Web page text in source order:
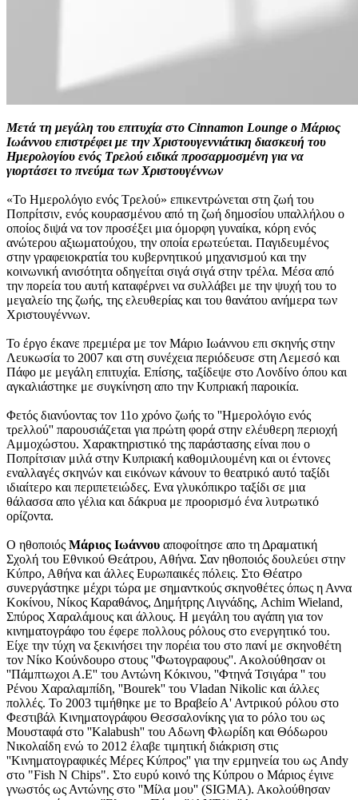
Μετά τη μεγάλη του επιτυχία στο Cinnamon Lounge ο Μάριος
Ιωάννου επιστρέφει με την Χριστουγεννιάτικη διασκευή του
Ημερολογίου ενός Τρελού ειδικά προσαρμοσμένη για να
γιορτάσει το πνεύμα των Χριστουγέννων
«Το Ημερολόγιο ενός Τρελού» επικεντρώνεται στη ζωή του
Ποπρίτσιν, ενός κουρασμένου από τη ζωή δημοσίου υπαλλήλου ο
οποίος διψά να τον προσέξει μια όμορφη γυναίκα, κόρη ενός
ανώτερου αξιωματούχου, την οποία ερωτεύεται. Παγιδευμένος
στην γραφειοκρατία του κυβερνητικού μηχανισμού και την
κοινωνική ανισότητα οδηγείται σιγά σιγά στην τρέλα. Μέσα από
την πορεία του αυτή καταφέρνει να συλλάβει με την ψυχή του το
μεγαλείο της ζωής, της ελευθερίας και του θανάτου ανήμερα των
Χριστουγέννων.
Το έργο έκανε πρεμιέρα με τον Μάριο Ιωάννου επι σκηνής στην
Λευκωσία το 2007 και στη συνέχεια περιόδευσε στη Λεμεσό και
Πάφο με μεγάλη επιτυχία. Επίσης, ταξίδεψε στο Λονδίνο όπου και
αγκαλιάστηκε με συγκίνηση απο την Κυπριακή παροικία.
Φετός διανύοντας τον 11ο χρόνο ζωής το ''Ημερολόγιο ενός
τρελλού'' παρουσιάζεται για πρώτη φορά στην ελέυθερη περιοχή
Αμμοχώστου. Χαρακτηριστικό της παράστασης είναι που ο
Ποπρίτσιαν μιλά στην Κυπριακή καθομιλουμένη και οι έντονες
εναλλαγές σκηνών και εικόνων κάνουν το θεατρικό αυτό ταξίδι
ιδιαίτερο και περιπετειώδες. Ενα γλυκόπικρο ταξίδι σε μια
θάλασσα απο γέλια και δάκρυα με προορισμό ένα λυτρωτικό
ορίζοντα.
Ο ηθοποιός Μάριος Ιωάννου αποφοίτησε απο τη Δραματική
Σχολή του Εθνικού Θεάτρου, Αθήνα. Σαν ηθοποιός δουλεύει στην
Κύπρο, Αθήνα και άλλες Ευρωπαικές πόλεις. Στο Θέατρο
συνεργάστηκε μέχρι τώρα με σημαντκούς σκηνοθέτες όπως η Αννα
Κοκίνου, Νίκος Καραθάνος, Δημήτρης Λιγνάδης, Achim Wieland,
Σπύρος Χαραλάμους και άλλους. H μεγάλη του αγάπη για τον
κινηματογράφο του έφερε πολλους ρόλους στο ενεργητικό του.
Είχε την τύχη να ξεκινήσει την πορέια του στο πανί με σκηνοθέτη
τον Νίκο Κούνδουρο στους ''Φωτογραφους''. Ακολούθησαν οι
''Πάμπτωχοι Α.Ε'' του Αντώνη Κόκινου, ''Φτηνά Τσιγάρα '' του
Ρένου Χαραλαμπίδη, ''Bourek'' του Vladan Nikolic και άλλες
πολλές. Το 2003 τιμήθηκε με το Βραβείο Α' Αντρικού ρόλου στο
Φεστιβάλ Κινηματογράφου Θεσσαλονίκης για το ρόλο του ως
Mουσταφά στo ''Kalabush'' του Αδωνη Φλωρίδη και Θόδωρου
Νικολαίδη ενώ το 2012 έλαβε τιμητική διάκριση στις
''Κινηματογραφικές Μέρες Κύπρος'' για την ερμηνεία του ως Andy
στο "Fish N Chips". Στο ευρύ κοινό της Κύπρου ο Μάριος έγινε
γνωστός ως Αντώνης στο ''Μίλα μου'' (SIGMA). Ακολούθησαν